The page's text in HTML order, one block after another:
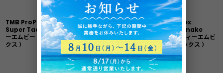
TMB ProPlex Fibre
Super Tactical（ティ
ーエムビー プロプレッ
クス ）
TMB ProPlex Fibre
Rock & Roll
Tactical（ティーエム
ビー プロプレックス ）
TMB ProPlex
Ethernet Snake
Cables（ティーエムビ
ー プロプレックス ）